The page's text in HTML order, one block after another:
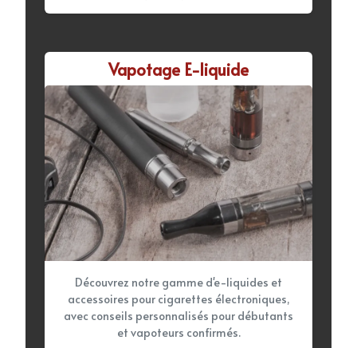
Vapotage E-liquide
Découvrez notre gamme d'e-liquides et
accessoires pour cigarettes électroniques,
avec conseils personnalisés pour débutants
et vapoteurs confirmés.